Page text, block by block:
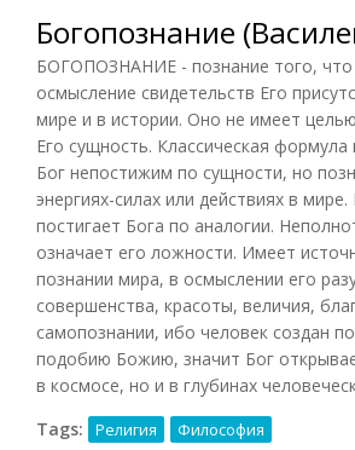
Богопознание
БОГОПОЗНАНИЕ - познание того, что
осмысление свидетельств Его
мире и в истории. Оно не имеет
Его сущность. Классическая формула
Бог непостижим по сущности, но
энергиях-силах или действиях в
постигает Бога по аналогии.
означает его ложности. Имеет
познании мира, в осмыслении его
совершенства, красоты, величия,
самопознании, ибо человек создан
подобию Божию, значит Бог
в космосе, но и в глубинах
Tags:
Религия Философия